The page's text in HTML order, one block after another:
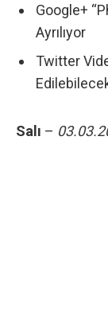
Google+
Ayrılıyor
Twitter
Salı –